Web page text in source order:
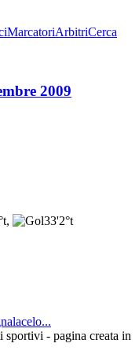
MarcatoriArbitriCerca
2009
, 33'2°t
sportivi - pagina creata in